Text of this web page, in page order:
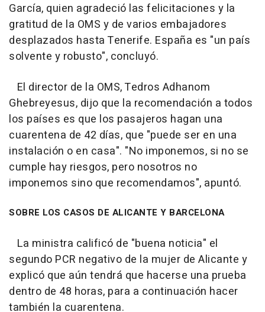
García, quien agradeció las felicitaciones y la
gratitud de la OMS y de varios embajadores
desplazados hasta Tenerife. España es "un país
solvente y robusto", concluyó.
El director de la OMS, Tedros Adhanom
Ghebreyesus, dijo que la recomendación a todos
los países es que los pasajeros hagan una
cuarentena de 42 días, que "puede ser en una
instalación o en casa". "No imponemos, si no se
cumple hay riesgos, pero nosotros no
imponemos sino que recomendamos", apuntó.
SOBRE LOS CASOS DE ALICANTE Y BARCELONA
La ministra calificó de "buena noticia" el
segundo PCR negativo de la mujer de Alicante y
explicó que aún tendrá que hacerse una prueba
dentro de 48 horas, para a continuación hacer
también la cuarentena.